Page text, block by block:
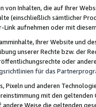
von Inhalten, die auf Ihrer
(einschließlich sämtlicher
Link aufnehmen oder mit
Ihrer Website und
unserer Rechte bzw. der
oder
für das
Pixeln und anderen
mit den
Weise die geltenden